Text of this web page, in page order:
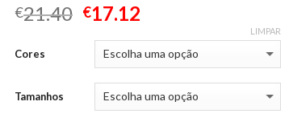
€21.40 €17.12
Cores
Tamanhos
LIMPAR